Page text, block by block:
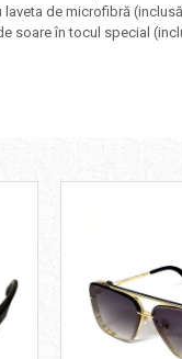
de microfibră
soare în tocul special